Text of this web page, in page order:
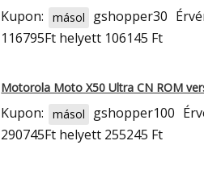
Kupon: másol gshopper30
116795Ft helyett 106145 Ft
Motorola Moto X50 Ultra CN ROM
Kupon: másol gshopper100
290745Ft helyett 255245 Ft